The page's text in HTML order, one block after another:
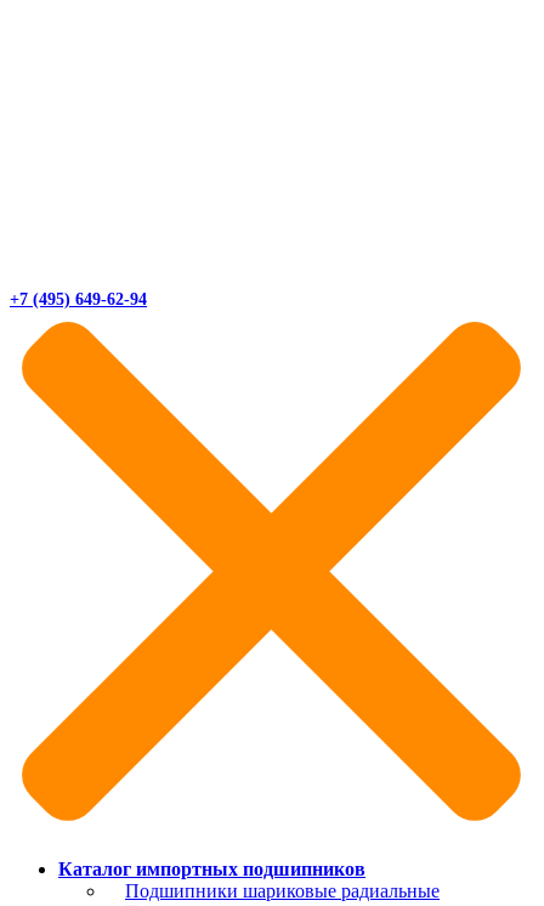
+7 (495) 649-62-94
Каталог импортных подшипников
Подшипники шариковые радиальные